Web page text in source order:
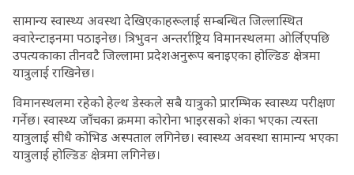
सामान्य स्वास्थ्य अवस्था देखिएकाहरूलाई सम्बन्धित जिल्लास्थित
क्वारेन्टाइनमा पठाइनेछ। त्रिभुवन अन्तर्राष्ट्रिय विमानस्थलमा ओर्लिएपछि
उपत्यकाका तीनवटै जिल्लामा प्रदेशअनुरूप बनाइएका होल्डिङ क्षेत्रमा
यात्रुलाई राखिनेछ।
विमानस्थलमा रहेको हेल्थ डेस्कले सबै यात्रुको प्रारम्भिक स्वास्थ्य परीक्षण
गर्नेछ। स्वास्थ्य जाँचका क्रममा कोरोना भाइरसको शंका भएका त्यस्ता
यात्रुलाई सीधै कोभिड अस्पताल लगिनेछ। स्वास्थ्य अवस्था सामान्य भएका
यात्रुलाई होल्डिङ क्षेत्रमा लगिनेछ।